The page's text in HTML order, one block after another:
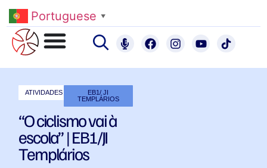
Portuguese ▼
ATIVIDADES
EB1/ JI
TEMPLÁRIOS
“O ciclismo vai à
escola” | EB1/JI
Templários